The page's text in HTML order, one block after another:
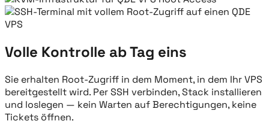
Volle Kontrolle ab Tag eins
Sie erhalten Root-Zugriff in dem Moment, in dem Ihr VPS
bereitgestellt wird. Per SSH verbinden, Stack installieren
und loslegen — kein Warten auf Berechtigungen, keine
Tickets öffnen.